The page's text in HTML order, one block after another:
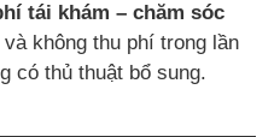
tái khám – chăm sóc
và không thu phí trong lần
có thủ thuật bổ sung.